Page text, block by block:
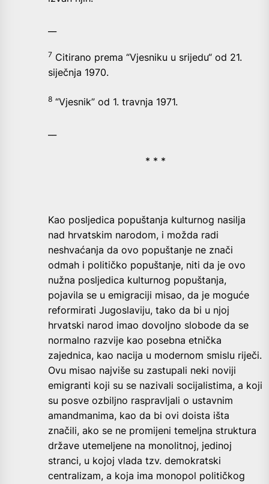
7 Citirano prema “Vjesniku u srijedu“ od 21.
siječnja 1970.
8 “Vjesnik” od 1. travnja 1971.
* * *
Kao posljedica popuštanja kulturnog nasilja
nad hrvatskim narodom, i možda radi
neshvaćanja da ovo popuštanje ne znači
odmah i političko popuštanje, niti da je ovo
nužna posljedica kulturnog popuštanja,
pojavila se u emigraciji misao, da je moguće
reformirati Jugoslaviju, tako da bi u njoj
hrvatski narod imao dovoljno slobode da se
normalno razvije kao posebna etnička
zajednica, kao nacija u modernom smislu riječi.
Ovu misao najviše su zastupali neki noviji
emigranti koji su se nazivali socijalistima, a koji
su posve ozbiljno raspravljali o ustavnim
amandmanima, kao da bi ovi doista išta
značili, ako se ne promijeni temeljna struktura
države utemeljene na monolitnoj, jedinoj
stranci, u kojoj vlada tzv. demokratski
centralizam, a koja ima monopol političkog